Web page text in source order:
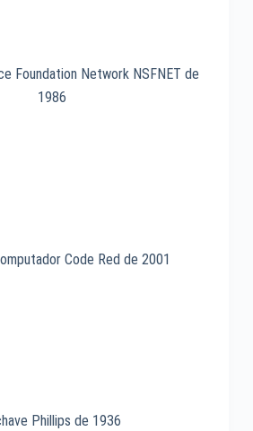
Foundation Network NSFNET de
1986
Code Red de 2001
Phillips de 1936